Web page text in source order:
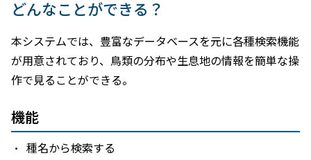
どんなことができる？
本システムでは、豊富なデータベースを元に各種検索機能
が用意されており、鳥類の分布や生息地の情報を簡単な操
作で見ることができる。
機能
種名から検索する